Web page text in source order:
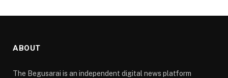
ABOUT
The Begusarai is an independent digital news platform